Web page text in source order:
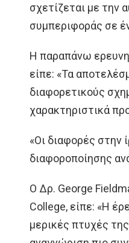
σχετίζεται με την
συμπεριφοράς σε
Η παραπάνω
είπε: «Τα
διαφορετικούς
χαρακτηριστικά
«Οι διαφορές στην
διαφοροποίησης
Ο Δρ. George
College, είπε: «Η
μερικές πτυχές